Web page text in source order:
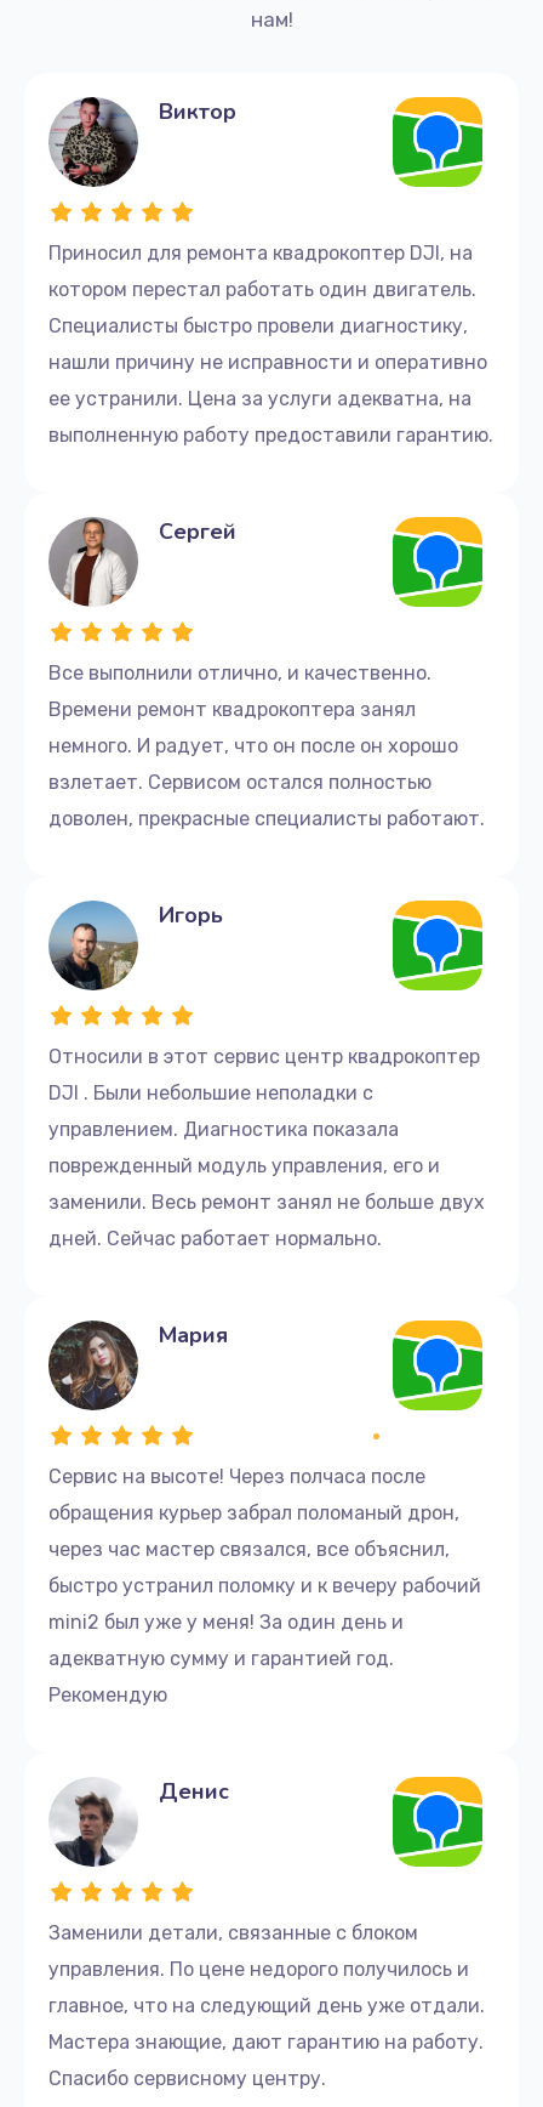
нам!
Приносил для ремонта квадрокоптер DJI, на
котором перестал работать один двигатель.
Специалисты быстро провели диагностику,
нашли причину не исправности и оперативно
ее устранили. Цена за услуги адекватна, на
выполненную работу предоставили гарантию.
Виктор
Все выполнили отлично, и качественно.
Времени ремонт квадрокоптера занял
немного. И радует, что он после он хорошо
взлетает. Сервисом остался полностью
доволен, прекрасные специалисты работают.
Сергей
Относили в этот сервис центр квадрокоптер
DJI . Были небольшие неполадки с
управлением. Диагностика показала
поврежденный модуль управления, его и
заменили. Весь ремонт занял не больше двух
дней. Сейчас работает нормально.
Игорь
Сервис на высоте! Через полчаса после
обращения курьер забрал поломаный дрон,
через час мастер связался, все объяснил,
быстро устранил поломку и к вечеру рабочий
mini2 был уже у меня! За один день и
адекватную сумму и гарантией год.
Рекомендую
Мария
Заменили детали, связанные с блоком
управления. По цене недорого получилось и
главное, что на следующий день уже отдали.
Мастера знающие, дают гарантию на работу.
Спасибо сервисному центру.
Денис